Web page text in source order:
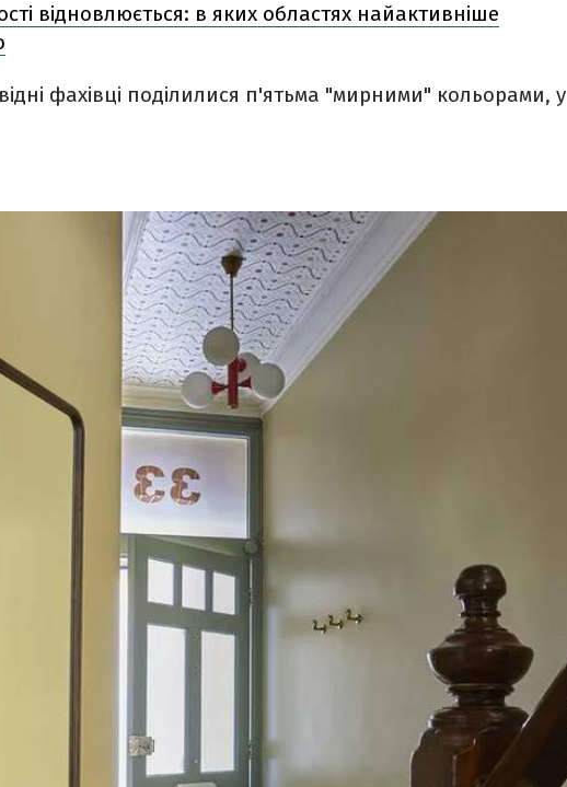
відновлюється: в яких областях найактивніше
фахівці поділилися п'ятьма "мирними" кольорами, у